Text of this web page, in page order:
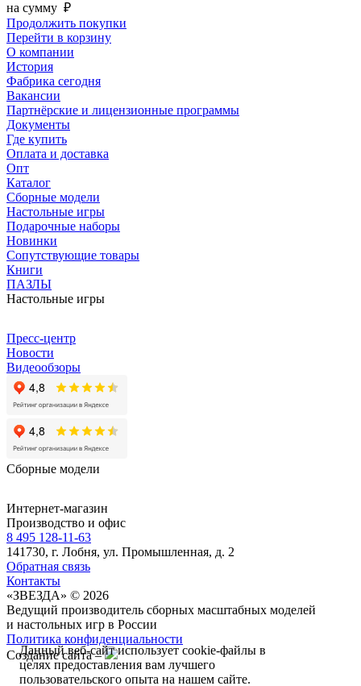
на сумму ₽
Продолжить покупки
Перейти в корзину
О компании
История
Фабрика сегодня
Вакансии
Партнёрские и лицензионные программы
Документы
Где купить
Оплата и доставка
Опт
Каталог
Сборные модели
Настольные игры
Подарочные наборы
Новинки
Сопутствующие товары
Книги
ПАЗЛЫ
Настольные игры
Пресс-центр
Новости
Видеообзоры
Сборные модели
Интернет-магазин
Производство и офис
8 495 128-11-63
141730, г. Лобня, ул. Промышленная, д. 2
Обратная связь
Контакты
«ЗВЕЗДА» © 2026
Ведущий производитель сборных масштабных моделей
и настольных игр в России
Политика конфиденциальности
Создание сайта –
Данный веб-сайт использует cookie-файлы в
целях предоставления вам лучшего
пользовательского опыта на нашем сайте.